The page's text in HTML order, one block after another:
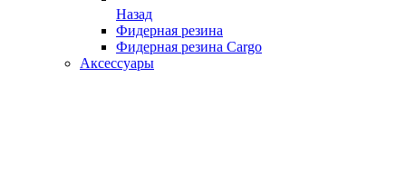
Назад
Фидерная резина
Фидерная резина Cargo
Аксессуары